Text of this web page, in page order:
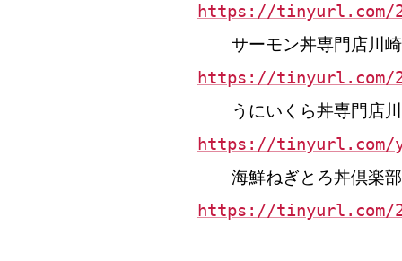
https://tinyurl.com/
サーモン丼専門店川崎
https://tinyurl.com/
うにいくら丼専門店川
https://tinyurl.com/
海鮮ねぎとろ丼倶楽部
https://tinyurl.com/